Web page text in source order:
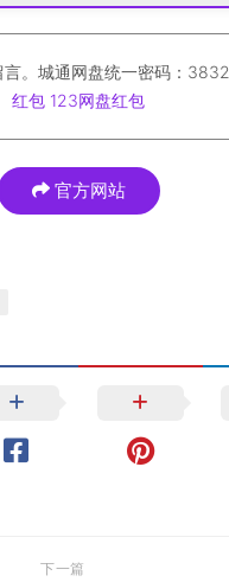
。城通网盘统一密码：3832
红包 123网盘红包
官方网站
下一篇